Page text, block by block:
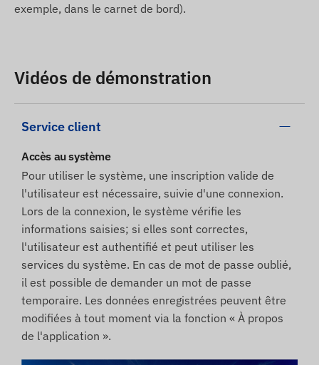
exemple, dans le carnet de bord).
Vidéos de démonstration
Service client
Accès au système
Pour utiliser le système, une inscription valide de
l'utilisateur est nécessaire, suivie d'une connexion.
Lors de la connexion, le système vérifie les
informations saisies; si elles sont correctes,
l'utilisateur est authentifié et peut utiliser les
services du système. En cas de mot de passe oublié,
il est possible de demander un mot de passe
temporaire. Les données enregistrées peuvent être
modifiées à tout moment via la fonction « À propos
de l'application ».